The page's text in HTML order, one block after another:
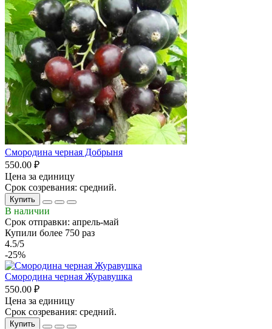
Смородина черная Добрыня
550.00 ₽
Цена за единицу
Срок созревания: средний.
Купить
В наличии
Срок отправки: апрель-май
Купили более 750 раз
4.5/5
-25%
Смородина черная Журавушка
550.00 ₽
Цена за единицу
Срок созревания: средний.
Купить